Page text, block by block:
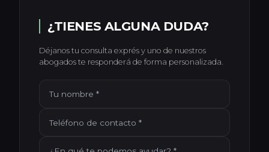
¿TIENES ALGUNA DUDA?
Déjanos tu consulta exprés y uno de nuestros
abogados te responderá de forma personalizada.